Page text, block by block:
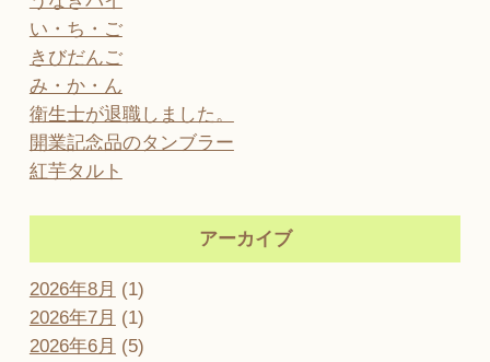
い・ち・ご
きびだんご
み・か・ん
衛生士が退職しました。
開業記念品のタンブラー
紅芋タルト
アーカイブ
2026年8月 (1)
2026年7月 (1)
2026年6月 (5)